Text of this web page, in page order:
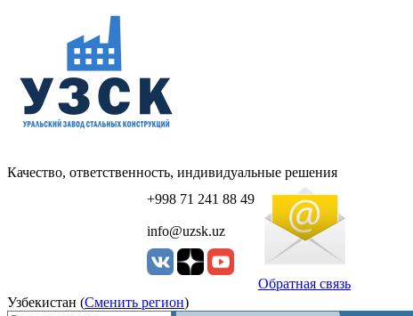
Качество, ответственность, индивидуальные решения
+998 71 241 88 49
info@uzsk.uz
Обратная связь
Узбекистан (Сменить регион)